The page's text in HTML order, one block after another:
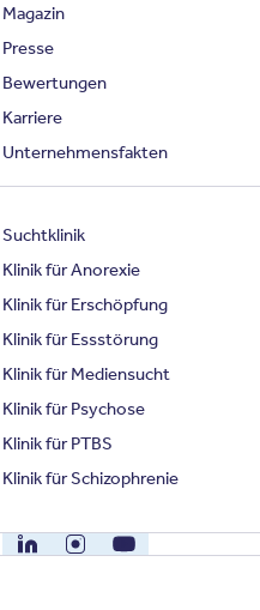
Magazin
Presse
Bewertungen
Karriere
Unternehmensfakten
Suchtklinik
Klinik für Anorexie
Klinik für Erschöpfung
Klinik für Essstörung
Klinik für Mediensucht
Klinik für Psychose
Klinik für PTBS
Klinik für Schizophrenie
LinkedInInstagramYouTube